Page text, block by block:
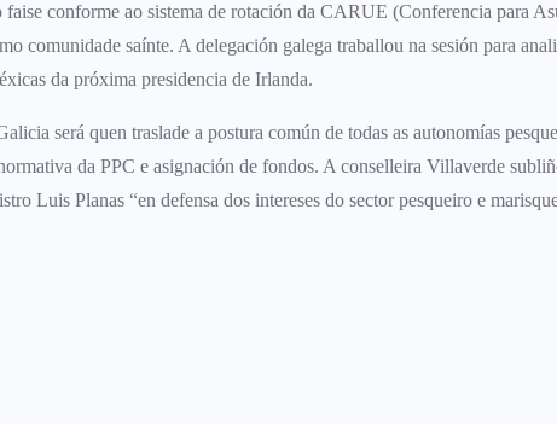
conforme ao sistema de rotación da CARUE (Conferencia para
comunidade saínte. A delegación galega traballou na sesión para
da próxima presidencia de Irlanda.
será quen traslade a postura común de todas as autonomías
da PPC e asignación de fondos. A conselleira Villaverde
Luis Planas “en defensa dos intereses do sector pesqueiro e